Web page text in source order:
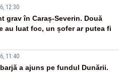
12:30
grav în Caraș-Severin. Două
au luat foc, un șofer ar putea fi
11:40
a ajuns pe fundul Dunării.